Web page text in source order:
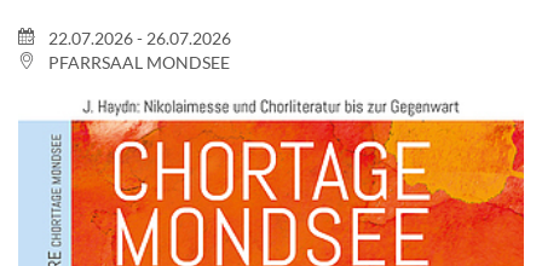
22.07.2026 - 26.07.2026
PFARRSAAL MONDSEE